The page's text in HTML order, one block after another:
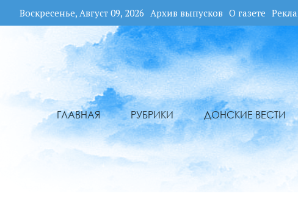
Воскресенье, Август 09, 2026 Архив выпусков О газете
ГЛАВНАЯ РУБРИКИ ДОНСКИЕ ВЕСТИ